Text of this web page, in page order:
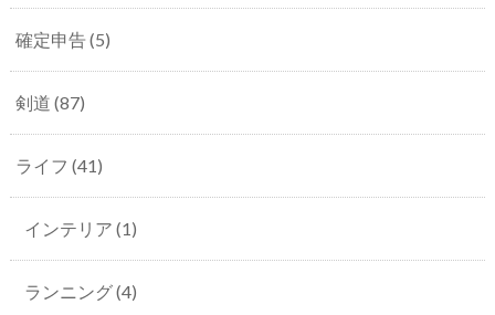
確定申告(5)
剣道 (87)
ライフ (41)
インテリア (1)
ランニング(4)